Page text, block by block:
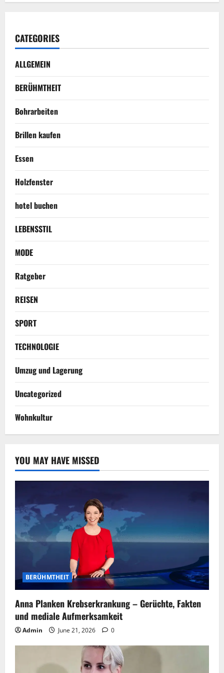
CATEGORIES
ALLGEMEIN
BERÜHMTHEIT
Bohrarbeiten
Brillen kaufen
Essen
Holzfenster
hotel buchen
LEBENSSTIL
MODE
Ratgeber
REISEN
SPORT
TECHNOLOGIE
Umzug und Lagerung
Uncategorized
Wohnkultur
YOU MAY HAVE MISSED
BERÜHMTHEIT
Anna Planken Krebserkrankung – Gerüchte, Fakten
und mediale Aufmerksamkeit
Admin June 21, 2026 0